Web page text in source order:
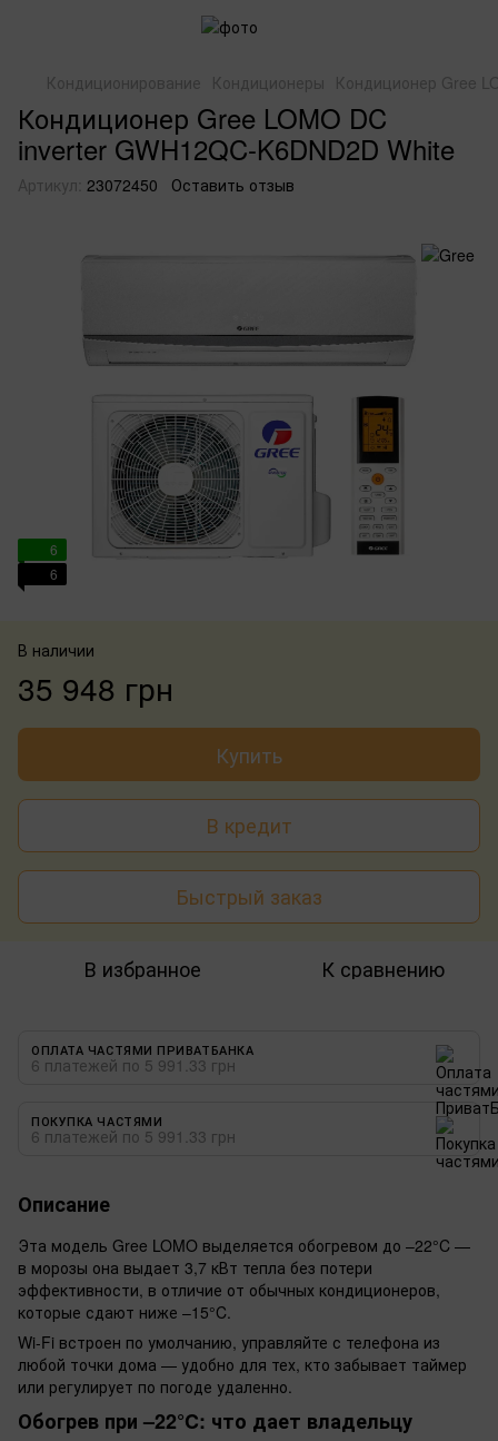
Кондиционирование Кондиционеры Кондиционер Gree
Кондиционер Gree LOMO DC
inverter GWH12QC-K6DND2D White
Артикул: 23072450 Оставить отзыв
6
6
В наличии
35 948 грн
Купить
В кредит
Быстрый заказ
В избранное К сравнению
ОПЛАТА ЧАСТЯМИ ПРИВАТБАНКА
6 платежей по 5 991.33 грн
ПОКУПКА ЧАСТЯМИ
6 платежей по 5 991.33 грн
Описание
Эта модель Gree LOMO выделяется обогревом до –22°C —
в морозы она выдает 3,7 кВт тепла без потери
эффективности, в отличие от обычных кондиционеров,
которые сдают ниже –15°C.
Wi-Fi встроен по умолчанию, управляйте с телефона из
любой точки дома — удобно для тех, кто забывает таймер
или регулирует по погоде удаленно.
Обогрев при –22°C: что дает владельцу